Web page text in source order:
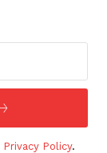
Privacy Policy.